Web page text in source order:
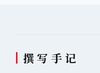
撰 写 手 记